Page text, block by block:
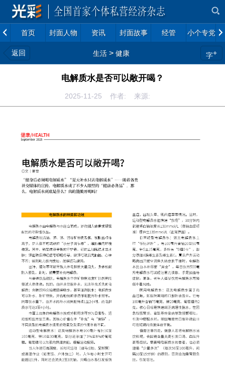
首页 封面人物 资讯 封面故事 经管 小个专党建
返回 生活 > 健康 字+
电解质水是否可以敞开喝？
2025-11-25 作者: 来源: